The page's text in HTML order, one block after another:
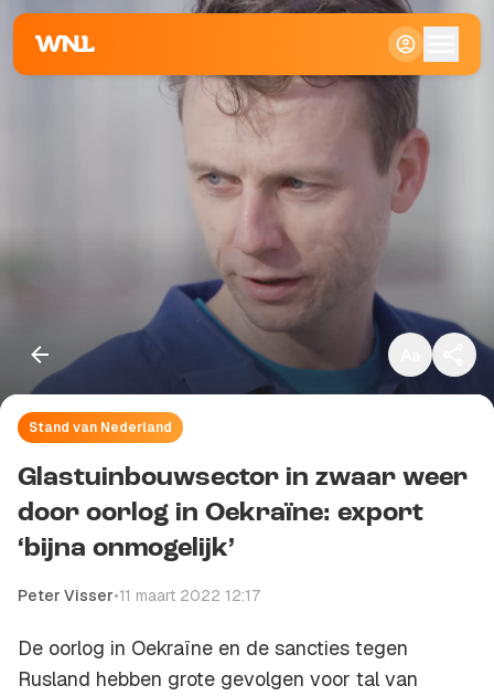
Groot
Stand van Nederland
Glastuinbouwsector in zwaar weer
door oorlog in Oekraïne: export
‘bijna onmogelijk’
Peter Visser•11 maart 2022 12:17
De oorlog in Oekraïne en de sancties tegen
Rusland hebben grote gevolgen voor tal van